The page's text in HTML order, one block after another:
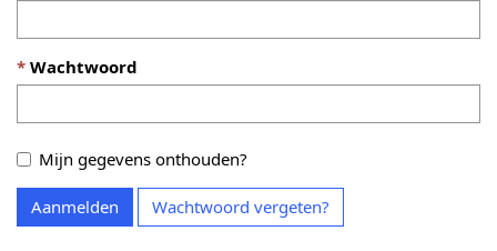
Wachtwoord
Mijn gegevens onthouden?
Aanmelden Wachtwoord vergeten?